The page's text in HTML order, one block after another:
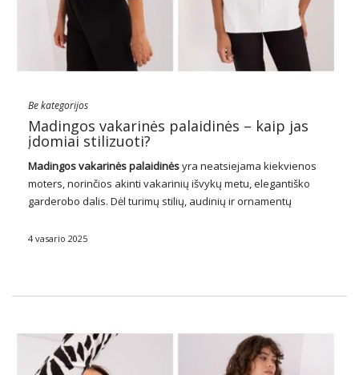
Be kategorijos
Madingos vakarinės palaidinės – kaip jas
įdomiai stilizuoti?
Madingos vakarinės palaidinėsyra neatsiejama kiekvienos
moters, norinčios akinti vakarinių išvykų metu, elegantiško
garderobo dalis. Dėl turimų stilių, audinių ir ornamentų
stilingus kūrinius ypatingoms progoms. Nesvarbu, ar ketinate
4 vasario 2025